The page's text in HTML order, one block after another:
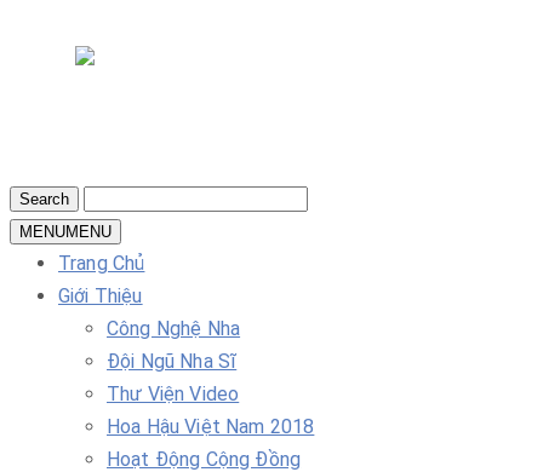
MENUMENU
Trang Chủ
Giới Thiệu
Công Nghệ Nha
Đội Ngũ Nha Sĩ
Thư Viện Video
Hoa Hậu Việt Nam 2018
Hoạt Động Cộng Đồng